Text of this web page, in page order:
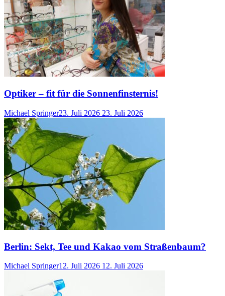
Optiker – fit für die Sonnenfinsternis!
Michael Springer23. Juli 2026 23. Juli 2026
Berlin: Sekt, Tee und Kakao vom Straßenbaum?
Michael Springer12. Juli 2026 12. Juli 2026